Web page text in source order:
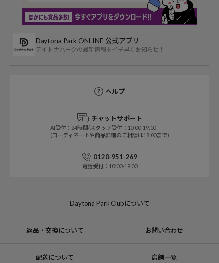
Daytona Park ONLINE 公式アプリ
デイトナパークの最新情報をイチ早くお知らせ！
ヘルプ
チャットサポート
AI受付：24時間/スタッフ受付：10:00-19:00
(コーディネートや商品詳細のご相談は18:00まで)
0120-951-269
電話受付：10:00-19:00
Daytona Park Clubについて
返品・交換について お問い合わせ
配送について 店舗一覧